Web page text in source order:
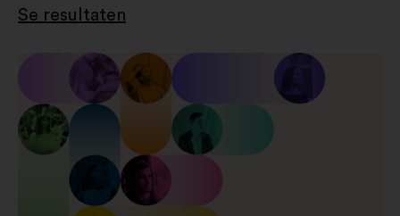
Se resultaten